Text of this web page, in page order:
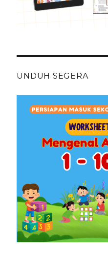
UNDUH SEGERA